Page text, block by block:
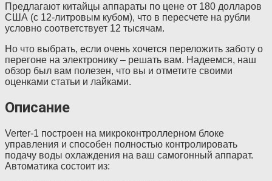
Предлагают китайцы аппараты по цене от 180 долларов
США (с 12-литровым кубом), что в пересчете на рубли
условно соответствует 12 тысячам.
Но что выбрать, если очень хочется переложить заботу о
перегоне на электронику – решать вам. Надеемся, наш
обзор был вам полезен, что вы и отметите своими
оценками статьи и лайками.
Описание
Verter-1 построен на микроконтроллерном блоке
управления и способен полностью контролировать
подачу воды охлаждения на ваш самогонный аппарат.
Автоматика состоит из: